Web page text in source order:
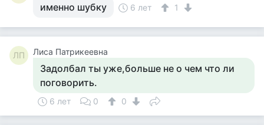
именно шубку 6 лет 1
ЛП Лиса Патрикеевна
Задолбал ты уже,больше не о чем что ли
поговорить.
6 лет 0 0